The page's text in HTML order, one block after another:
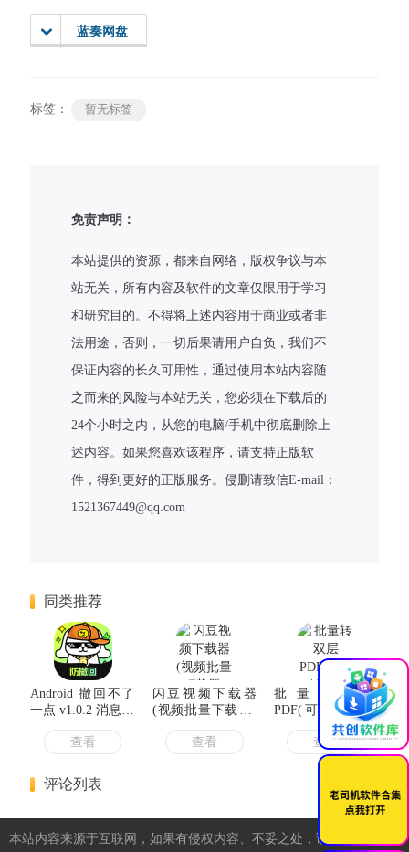
蓝奏网盘
标签： 暂无标签
免责声明：
本站提供的资源，都来自网络，版权争议与本
站无关，所有内容及软件的文章仅限用于学习
和研究目的。不得将上述内容用于商业或者非
法用途，否则，一切后果请用户自负，我们不
保证内容的长久可用性，通过使用本站内容随
之而来的风险与本站无关，您必须在下载后的
24个小时之内，从您的电脑/手机中彻底删除上
述内容。如果您喜欢该程序，请支持正版软
件，得到更好的正版服务。侵删请致信E-mail：
1521367449@qq.com
同类推荐
Android 撤回不了
一点 v1.0.2 消息防
撤回神器
查看
闪豆视频下载器
(视频批量下载器)
v4.0.0.0-
2026.06.05-v2 去
升级绿色版
查看
批量转双层
PDF(可识别各种
语言) v3.1 中文绿
查看
评论列表
本站内容来源于互联网，如果有侵权内容、不妥之处，请第一时间联